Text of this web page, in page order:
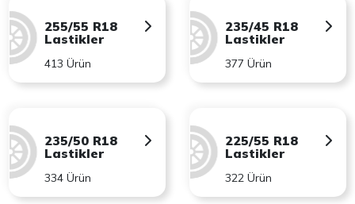
255/55 R18
Lastikler
413 Ürün
235/45 R18
Lastikler
377 Ürün
235/50 R18
Lastikler
334 Ürün
225/55 R18
Lastikler
322 Ürün